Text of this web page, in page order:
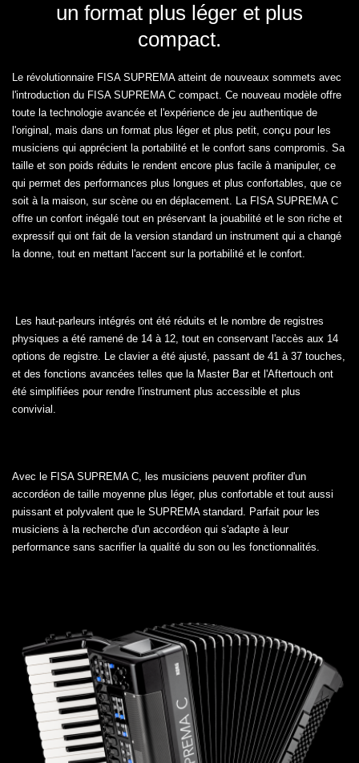
un format plus léger et plus
compact.
Le révolutionnaire FISA SUPREMA atteint de nouveaux sommets avec
l'introduction du FISA SUPREMA C compact. Ce nouveau modèle offre
toute la technologie avancée et l'expérience de jeu authentique de
l'original, mais dans un format plus léger et plus petit, conçu pour les
musiciens qui apprécient la portabilité et le confort sans compromis. Sa
taille et son poids réduits le rendent encore plus facile à manipuler, ce
qui permet des performances plus longues et plus confortables, que ce
soit à la maison, sur scène ou en déplacement. La FISA SUPREMA C
offre un confort inégalé tout en préservant la jouabilité et le son riche et
expressif qui ont fait de la version standard un instrument qui a changé
la donne, tout en mettant l'accent sur la portabilité et le confort.
Les haut-parleurs intégrés ont été réduits et le nombre de registres
physiques a été ramené de 14 à 12, tout en conservant l'accès aux 14
options de registre. Le clavier a été ajusté, passant de 41 à 37 touches,
et des fonctions avancées telles que la Master Bar et l'Aftertouch ont
été simplifiées pour rendre l'instrument plus accessible et plus
convivial.
Avec le FISA SUPREMA C, les musiciens peuvent profiter d'un
accordéon de taille moyenne plus léger, plus confortable et tout aussi
puissant et polyvalent que le SUPREMA standard. Parfait pour les
musiciens à la recherche d'un accordéon qui s'adapte à leur
performance sans sacrifier la qualité du son ou les fonctionnalités.